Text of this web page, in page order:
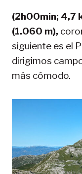
(2h00min; 4,7
(1.060 m),
siguiente es el
dirigimos
más cómodo.